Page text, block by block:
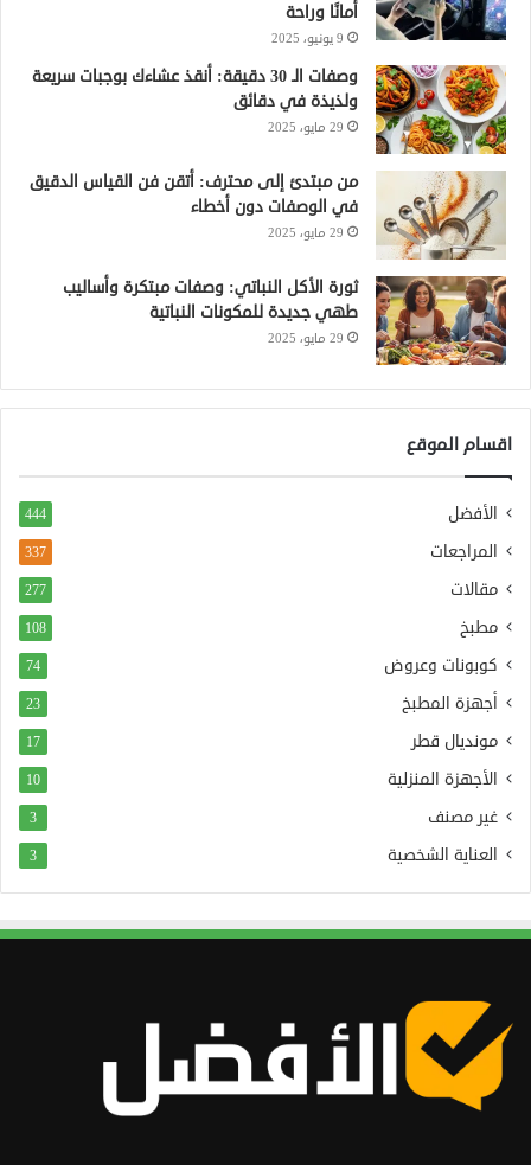
أمانًا وراحة
9 يونيو، 2025
وصفات الـ 30 دقيقة: أنقذ عشاءك بوجبات سريعة
ولذيذة في دقائق
29 مايو، 2025
من مبتدئ إلى محترف: أتقن فن القياس الدقيق
في الوصفات دون أخطاء
29 مايو، 2025
ثورة الأكل النباتي: وصفات مبتكرة وأساليب
طهي جديدة للمكونات النباتية
29 مايو، 2025
اقسام الموقع
الأفضل 444
المراجعات 337
مقالات 277
مطبخ 108
كوبونات وعروض 74
أجهزة المطبخ 23
مونديال قطر 17
الأجهزة المنزلية 10
غير مصنف 3
العناية الشخصية 3